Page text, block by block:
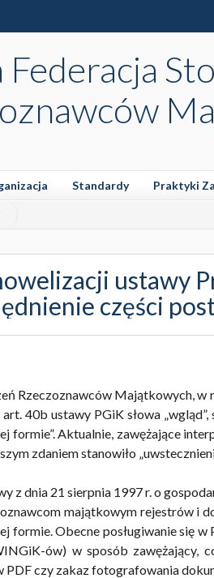
Federacja
Standardy Praktyki
ustawy
części
Rzeczoznawców Majątkowych,
40b ustawy PGiK słowa
formie”. Aktualnie, zawężające
zdaniem stanowiło
z dnia 21 sierpnia 1997 r. o
majątkowym rejestrów i
formie. Obecne posługiwanie się
ów) w sposób zawężający,
czy zakaz fotografowania